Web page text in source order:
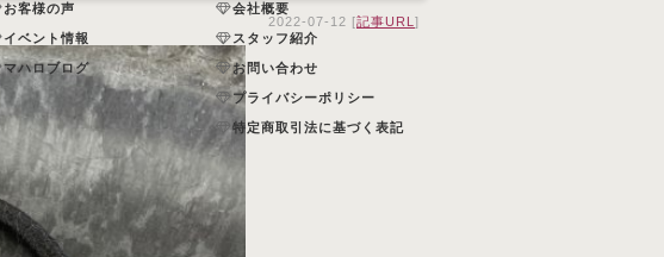
2022-07-12 [記事URL ]
お客様の声
イベント情報
マハロブログ
会社概要
スタッフ紹介
お問い合わせ
プライバシーポリシー
特定商取引法に基づく表記